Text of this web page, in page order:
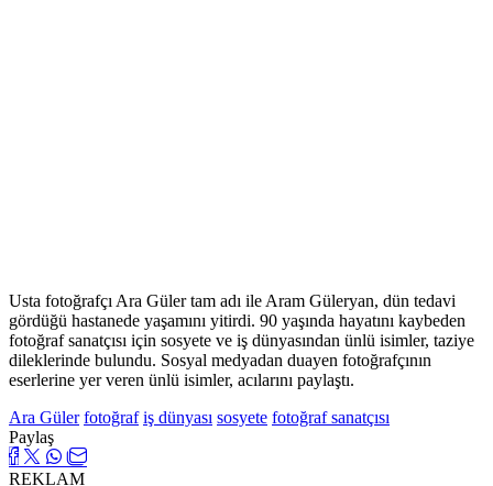
Usta fotoğrafçı Ara Güler tam adı ile Aram Güleryan, dün tedavi
gördüğü hastanede yaşamını yitirdi. 90 yaşında hayatını kaybeden
fotoğraf sanatçısı için sosyete ve iş dünyasından ünlü isimler, taziye
dileklerinde bulundu. Sosyal medyadan duayen fotoğrafçının
eserlerine yer veren ünlü isimler, acılarını paylaştı.
Ara Güler fotoğraf iş dünyası sosyete fotoğraf sanatçısı
Paylaş
REKLAM